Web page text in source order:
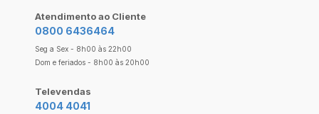
Atendimento ao Cliente
0800 6436464
Seg a Sex - 8h00 às 22h00
Dom e feriados - 8h00 às 20h00
Televendas
4004 4041